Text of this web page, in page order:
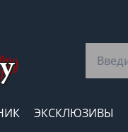
ЭКСКЛЮЗИВЫ